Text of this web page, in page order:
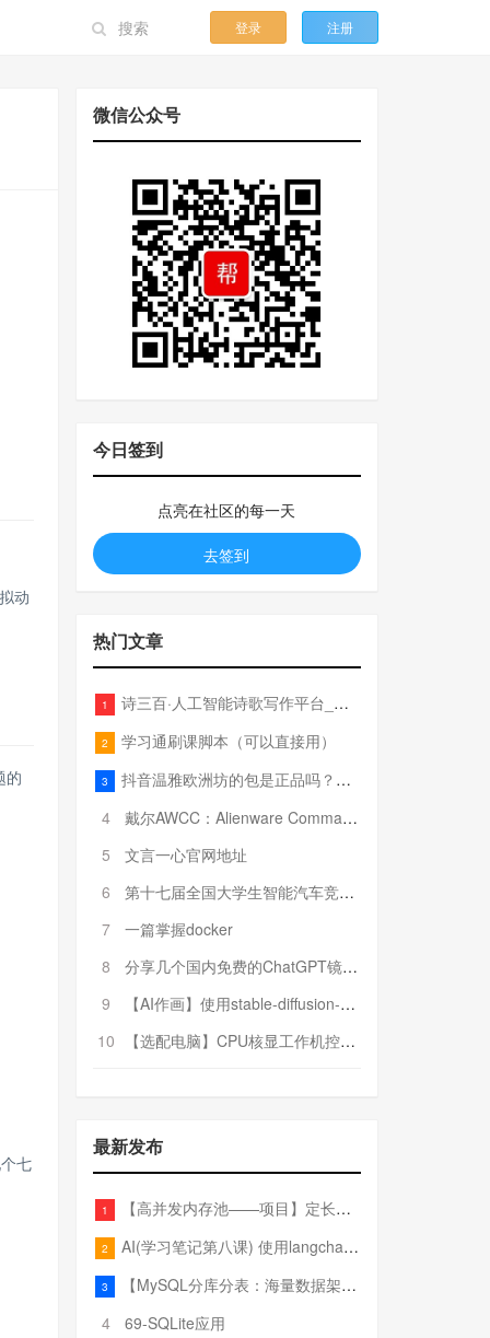
登录 注册
动
的
七
微信公众号
今日签到
点亮在社区的每一天
去签到
热门文章
1 诗三百·人工智能诗歌写作平台_在线作诗机_藏头诗生成器_电脑对联_姓名作诗
2 学习通刷课脚本（可以直接用）
3
抖音温雅欧洲坊的包是正品吗？温雅卖的包为啥那么便宜？
4
戴尔AWCC：Alienware Command Center 故障排除方法，里面附有超全详解呦，快来快来，欢迎观看~
5
文言一心官网地址
6
第十七届全国大学生智能汽车竞赛全国总决赛参赛队伍奖项公告
7
一篇掌握docker
8
分享几个国内免费的ChatGPT镜像网址(亲测有效-4月25日更新)
9
【AI作画】使用stable-diffusion-webui搭建AI作画平台
10
【选配电脑】CPU核显工作机控制预算5000
最新发布
1 【高并发内存池——项目】定长内存池——开胃小菜
2 AI(学习笔记第八课) 使用langchain的embedding models
3
【MySQL分库分表：海量数据架构的终极解决方案】
4
69-SQLite应用